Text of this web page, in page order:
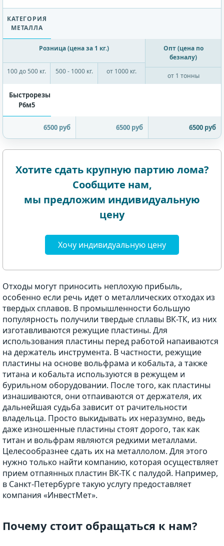
КАТЕГОРИЯ
МЕТАЛЛА
Розница (цена за 1 кг.)
100 до 500 кг. 500 - 1000 кг. от 1000 кг.
Опт (цена по
безналу)
от 1 тонны
Быстрорезы
Р6м5
6500 руб 6500 руб 6500 руб
Хотите сдать крупную партию лома?
Сообщите нам,
мы предложим индивидуальную
цену
Хочу индивидуальную цену
Отходы могут приносить неплохую прибыль,
особенно если речь идет о металлических отходах из
твердых сплавов. В промышленности большую
популярность получили твердые сплавы ВК-ТК, из них
изготавливаются режущие пластины. Для
использования пластины перед работой напаиваются
на держатель инструмента. В частности, режущие
пластины на основе вольфрама и кобальта, а также
титана и кобальта используются в режущем и
бурильном оборудовании. После того, как пластины
изнашиваются, они отпаиваются от держателя, их
дальнейшая судьба зависит от рачительности
владельца. Просто выкидывать их неразумно, ведь
даже изношенные пластины стоят дорого, так как
титан и вольфрам являются редкими металлами.
Целесообразнее сдать их на металлолом. Для этого
нужно только найти компанию, которая осуществляет
прием отпаянных пластин ВК-ТК с палудой. Например,
в Санкт-Петербурге такую услугу предоставляет
компания «ИнвестМет».
Почему стоит обращаться к нам?